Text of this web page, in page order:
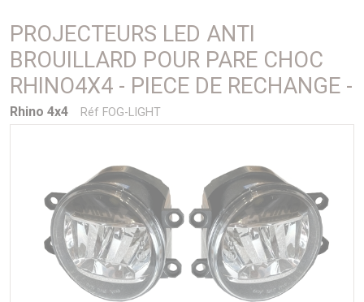
PROJECTEURS LED ANTI
BROUILLARD POUR PARE CHOC
RHINO4X4 - PIECE DE RECHANGE -
Rhino 4x4 Réf FOG-LIGHT